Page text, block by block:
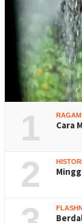
1 RAGAM
Cara
2